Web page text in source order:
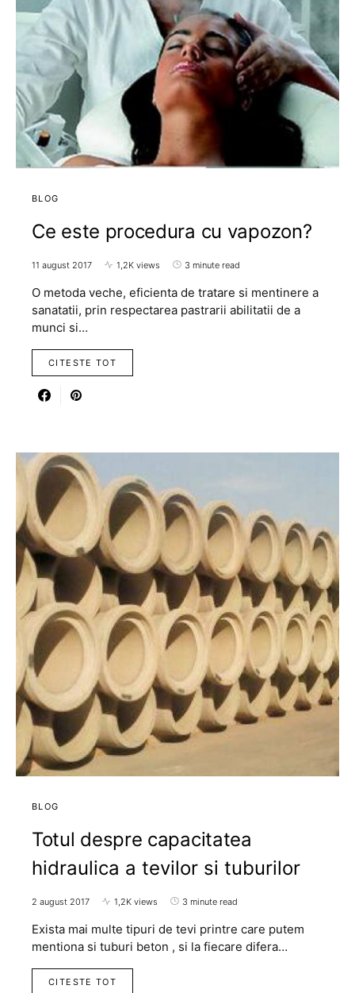
BLOG
Ce este procedura cu vapozon?
11 august 2017 1,2K views 3 minute read
O metoda veche, eficienta de tratare si mentinere a
sanatatii, prin respectarea pastrarii abilitatii de a
munci si…
CITESTE TOT
BLOG
Totul despre capacitatea
hidraulica a tevilor si tuburilor
2 august 2017 1,2K views 3 minute read
Exista mai multe tipuri de tevi printre care putem
mentiona si tuburi beton , si la fiecare difera…
CITESTE TOT